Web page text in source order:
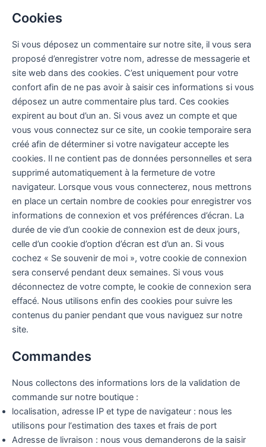
Cookies
Si vous déposez un commentaire sur notre site, il vous sera
proposé d’enregistrer votre nom, adresse de messagerie et
site web dans des cookies. C’est uniquement pour votre
confort afin de ne pas avoir à saisir ces informations si vous
déposez un autre commentaire plus tard. Ces cookies
expirent au bout d’un an. Si vous avez un compte et que
vous vous connectez sur ce site, un cookie temporaire sera
créé afin de déterminer si votre navigateur accepte les
cookies. Il ne contient pas de données personnelles et sera
supprimé automatiquement à la fermeture de votre
navigateur. Lorsque vous vous connecterez, nous mettrons
en place un certain nombre de cookies pour enregistrer vos
informations de connexion et vos préférences d’écran. La
durée de vie d’un cookie de connexion est de deux jours,
celle d’un cookie d’option d’écran est d’un an. Si vous
cochez « Se souvenir de moi », votre cookie de connexion
sera conservé pendant deux semaines. Si vous vous
déconnectez de votre compte, le cookie de connexion sera
effacé. Nous utilisons enfin des cookies pour suivre les
contenus du panier pendant que vous naviguez sur notre
site.
Commandes
Nous collectons des informations lors de la validation de
commande sur notre boutique :
localisation, adresse IP et type de navigateur : nous les
utilisons pour l‘estimation des taxes et frais de port
Adresse de livraison : nous vous demanderons de la saisir